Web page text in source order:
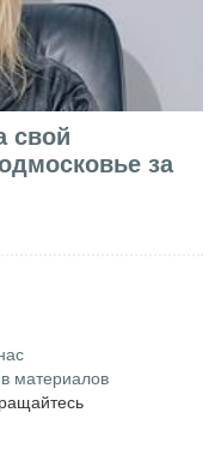
свой
за
материалов